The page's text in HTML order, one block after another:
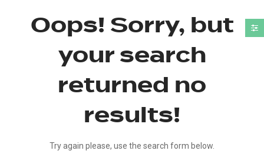
submenu (Munkavállalóknak)
Oops! Sorry, but
your search
returned no
results!
Try again please, use the search form below.